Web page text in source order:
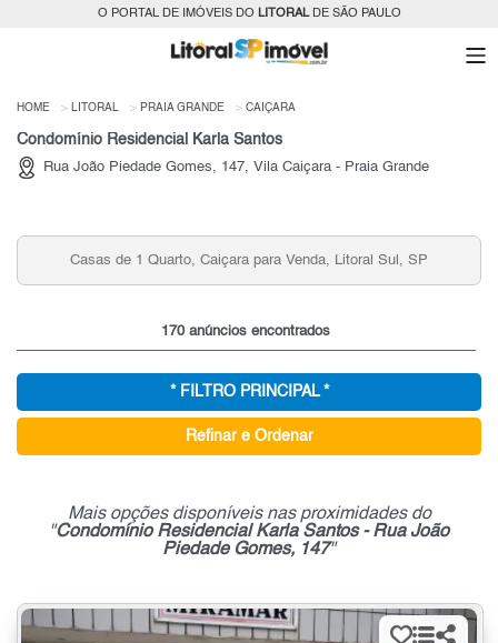
O PORTAL DE IMÓVEIS DO LITORALDE SÃO PAULO
HOME LITORAL PRAIA GRANDE CAIÇARA
Condomínio Residencial Karla Santos
Rua João Piedade Gomes, 147, Vila Caiçara - Praia Grande
Casas de 1 Quarto, Caiçara para Venda, Litoral Sul, SP
170 anúncios encontrados
* FILTRO PRINCIPAL *
Refinar e Ordenar
Mais opções disponíveis nas proximidades do
"Condomínio Residencial Karla Santos - Rua João
Piedade Gomes, 147"